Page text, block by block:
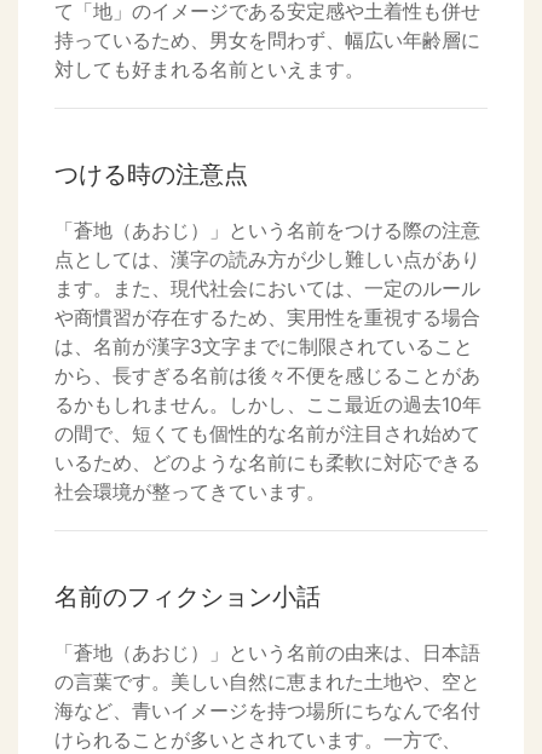
て「地」のイメージである安定感や土着性も併せ
持っているため、男女を問わず、幅広い年齢層に
対しても好まれる名前といえます。
つける時の注意点
「蒼地（あおじ）」という名前をつける際の注意
点としては、漢字の読み方が少し難しい点があり
ます。また、現代社会においては、一定のルール
や商慣習が存在するため、実用性を重視する場合
は、名前が漢字3文字までに制限されていること
から、長すぎる名前は後々不便を感じることがあ
るかもしれません。しかし、ここ最近の過去10年
の間で、短くても個性的な名前が注目され始めて
いるため、どのような名前にも柔軟に対応できる
社会環境が整ってきています。
名前のフィクション小話
「蒼地（あおじ）」という名前の由来は、日本語
の言葉です。美しい自然に恵まれた土地や、空と
海など、青いイメージを持つ場所にちなんで名付
けられることが多いとされています。一方で、